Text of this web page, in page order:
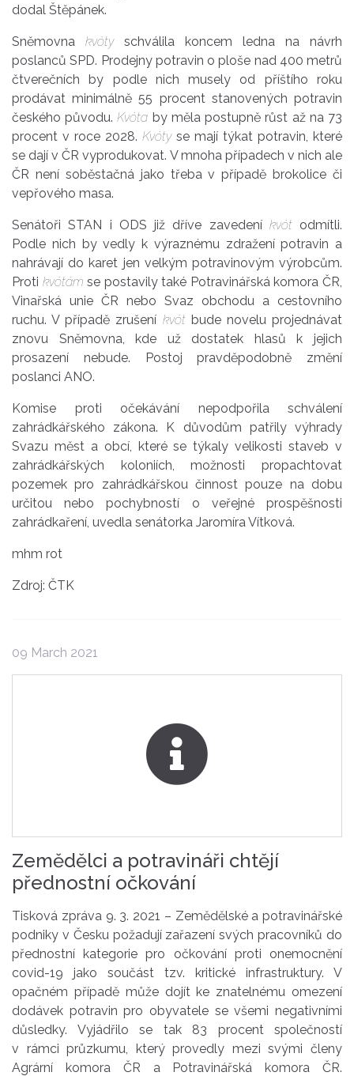
dodal Štěpánek.
Sněmovna kvótyschválila koncem ledna na návrh
poslanců SPD. Prodejny potravin o ploše nad 400 metrů
čtverečních by podle nich musely od příštího roku
prodávat minimálně 55 procent stanovených potravin
českého původu.Kvóta by měla postupně růst až na 73
procent v roce 2028. Kvótyse mají týkat potravin, které
se dají v ČR vyprodukovat. V mnoha případech v nich ale
ČR není soběstačná jako třeba v případě brokolice či
vepřového masa.
Senátoři STAN i ODS již dříve zavedení kvótodmítli.
Podle nich by vedly k výraznému zdražení potravin a
nahrávají do karet jen velkým potravinovým výrobcům.
Proti kvótám se postavily také Potravinářská komora ČR,
Vinařská unie ČR nebo Svaz obchodu a cestovního
ruchu. V případě zrušení kvótbude novelu projednávat
znovu Sněmovna, kde už dostatek hlasů k jejich
prosazení nebude. Postoj pravděpodobně změní
poslanci ANO.
Komise proti očekávání nepodpořila schválení
zahrádkářského zákona. K důvodům patřily výhrady
Svazu měst a obcí, které se týkaly velikosti staveb v
zahrádkářských koloniích, možnosti propachtovat
pozemek pro zahrádkářskou činnost pouze na dobu
určitou nebo pochybností o veřejné prospěšnosti
zahrádkaření, uvedla senátorka Jaromíra Vítková.
mhm rot
Zdroj: ČTK
09 March 2021
Zemědělci a potravináři chtějí
přednostní očkování
Tisková zpráva 9. 3. 2021 – Zemědělské a potravinářské
podniky v Česku požadují zařazení svých pracovníků do
přednostní kategorie pro očkování proti onemocnění
covid-19 jako součást tzv. kritické infrastruktury. V
opačném případě může dojít ke znatelnému omezení
dodávek potravin pro obyvatele se všemi negativními
důsledky. Vyjádřilo se tak 83 procent společností
v rámci průzkumu, který provedly mezi svými členy
Agrární komora ČR a Potravinářská komora ČR.